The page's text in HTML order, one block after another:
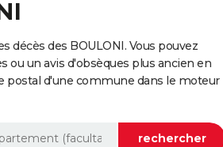
décès des BOULONI. Vous pouvez
ou un avis d'obsèques plus ancien en
postal d'une commune dans le moteur